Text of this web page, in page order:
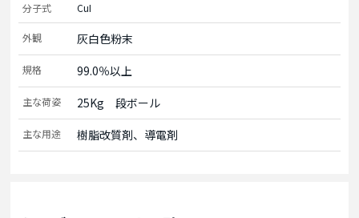
分子式 CuI
外観 灰白色粉末
規格 99.0％以上
主な荷姿 25Kg　段ボール
主な用途 樹脂改質剤、導電剤